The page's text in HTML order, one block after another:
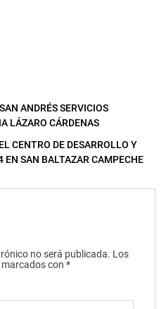
ANDRÉS SERVICIOS
LÁZARO CÁRDENAS
CENTRO DE DESARROLLO Y
EN SAN BALTAZAR CAMPECHE
no será publicada. Los
con *